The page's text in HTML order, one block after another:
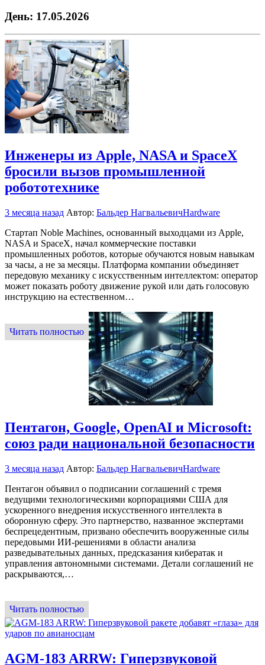
День: 17.05.2026
Инженеры из Apple, NASA и SpaceX
бросили вызов промышленной
робототехнике
3 месяца назад Автор: Бальдер НагвальевичHardware
Стартап Noble Machines, основанный выходцами из Apple,
NASA и SpaceX, начал коммерческие поставки
промышленных роботов, которые обучаются новым навыкам
за часы, а не за месяцы. Платформа компании объединяет
передовую механику с искусственным интеллектом: оператор
может показать роботу движение рукой или дать голосовую
инструкцию на естественном…
Читать полностью
Пентагон, Google, OpenAI и Microsoft:
союз ради национальной безопасности
3 месяца назад Автор: Бальдер НагвальевичHardware
Пентагон объявил о подписании соглашений с тремя
ведущими технологическими корпорациями США для
ускоренного внедрения искусственного интеллекта в
оборонную сферу. Это партнерство, названное экспертами
беспрецедентным, призвано обеспечить вооруженные силы
передовыми ИИ-решениями в области анализа
разведывательных данных, предсказания кибератак и
управления автономными системами. Детали соглашений не
раскрываются,…
Читать полностью
AGM-183 ARRW: Гиперзвуковой